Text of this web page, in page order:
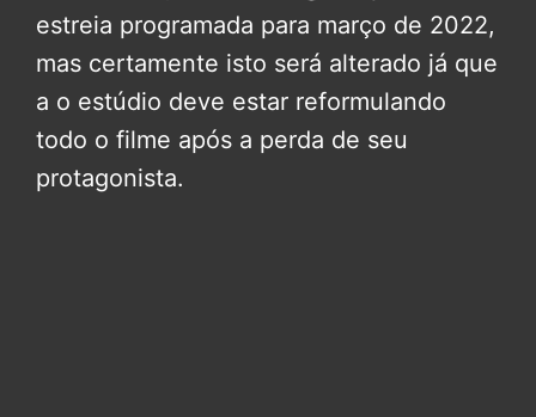
estreia programada para março de 2022,
mas certamente isto será alterado já que
a o estúdio deve estar reformulando
todo o filme após a perda de seu
protagonista.